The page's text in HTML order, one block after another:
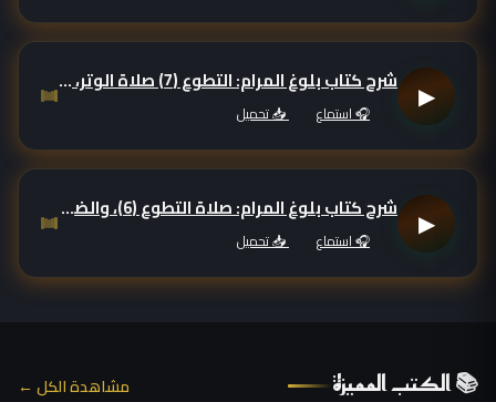
▶ شرح كتاب بلوغ المرام: التطوع (7) صلاة الوتر، ومقدمة فيها
🎧 استماع 📥 تحميل
▶ شرح كتاب بلوغ المرام: صلاة التطوع (6)، والضجعة بعد راتبة الفجر
🎧 استماع 📥 تحميل
📚 الكتب المميزة مشاهدة الكل ←